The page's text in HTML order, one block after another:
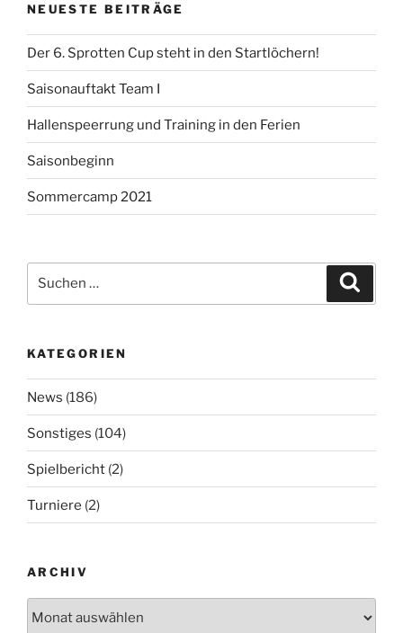
NEUESTE BEITRÄGE
Der 6. Sprotten Cup steht in den Startlöchern!
Saisonauftakt Team I
Hallenspeerrung und Training in den Ferien
Saisonbeginn
Sommercamp 2021
nach:
KATEGORIEN
News (186)
Sonstiges (104)
Spielbericht (2)
Turniere (2)
ARCHIV